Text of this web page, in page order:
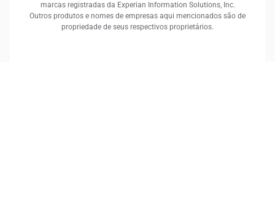
marcas registradas da Experian Information Solutions, Inc.
Outros produtos e nomes de empresas aqui mencionados são de
propriedade de seus respectivos proprietários.